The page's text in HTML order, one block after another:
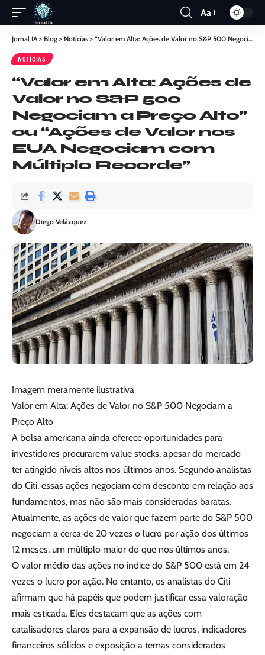
Aa
Jornal IA> Blog > Notícias > “Valor em Alta: Ações de Valor no S&P 500 Negociam a Preço Alto” ou “Ações de Valor nos EUA Negociam com Múltiplo Recorde”
NOTÍCIAS
“Valor em Alta: Ações de
Valor no S&P 500
Negociam a Preço Alto”
ou “Ações de Valor nos
EUA Negociam com
Múltiplo Recorde”
Diego Velázquez
Imagem meramente ilustrativa
Valor em Alta: Ações de Valor no S&P 500 Negociam a
Preço Alto
A bolsa americana ainda oferece oportunidades para
investidores procurarem value stocks, apesar do mercado
ter atingido níveis altos nos últimos anos. Segundo analistas
do Citi, essas ações negociam com desconto em relação aos
fundamentos, mas não são mais consideradas baratas.
Atualmente, as ações de valor que fazem parte do S&P 500
negociam a cerca de 20 vezes o lucro por ação dos últimos
12 meses, um múltiplo maior do que nos últimos anos.
O valor médio das ações no índice do S&P 500 está em 24
vezes o lucro por ação. No entanto, os analistas do Citi
afirmam que há papéis que podem justificar essa valoração
mais esticada. Eles destacam que as ações com
catalisadores claros para a expansão de lucros, indicadores
financeiros sólidos e exposição a temas considerados